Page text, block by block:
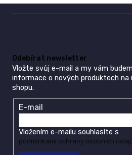
Odebírat newsletter
Vložte svůj e-mail a my vám
informace o nových produktech na
shopu.
E-mail
Vložením e-mailu souhlasíte s
podmínkami ochrany osobních